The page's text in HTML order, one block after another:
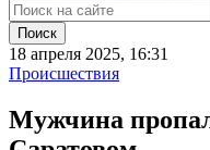
Поиск
18 апреля 2025, 16:31
Происшествия
Мужчина